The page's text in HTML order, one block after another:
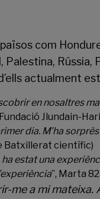
com
actualment
en nosaltres
Jlundain-
dia. M’ha
Batxillerat científic)
estat una
”, Marta
me a mi